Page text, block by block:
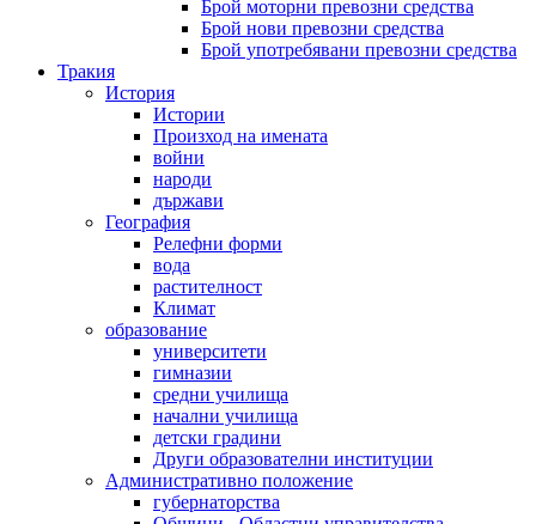
Брой моторни превозни средства
Брой нови превозни средства
Брой употребявани превозни средства
Тракия
История
Истории
Произход на имената
войни
народи
държави
География
Релефни форми
вода
растителност
Климат
образование
университети
гимназии
средни училища
начални училища
детски градини
Други образователни институции
Административно положение
губернаторства